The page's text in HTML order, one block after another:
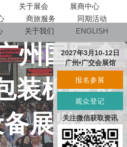
关于展会
展商中心
商旅服务
同期活动
关于我们 ENGLISH
州国际食
装机械及
展览会
2027年3月10-12日
广州•广交会展馆
报名参展
观众登记
关注微信获取资讯